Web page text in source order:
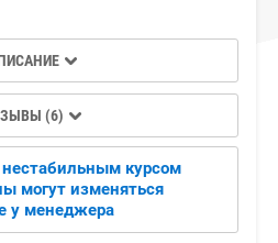
(6)
нестабильным курсом
могут изменяться
у менеджера